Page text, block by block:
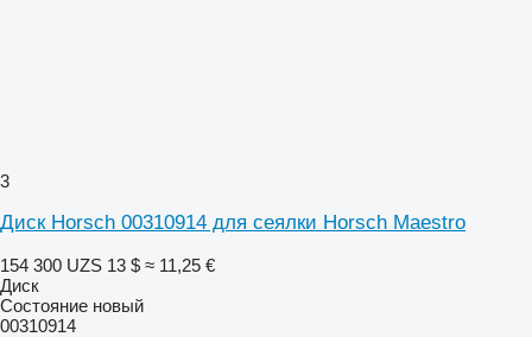
3
Диск Horsch 00310914 для сеялки Horsch Maestro
154 300 UZS 13 $ ≈ 11,25 €
Диск
Состояние новый
00310914